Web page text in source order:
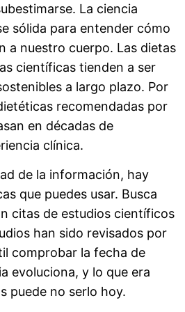
La ciencia
sólida para entender cómo
a nuestro cuerpo. Las dietas
científicas tienden a ser
a largo plazo. Por
recomendadas por
en décadas de
clínica.
de la información, hay
que puedes usar. Busca
citas de estudios científicos
han sido revisados por
comprobar la fecha de
evoluciona, y lo que era
puede no serlo hoy.